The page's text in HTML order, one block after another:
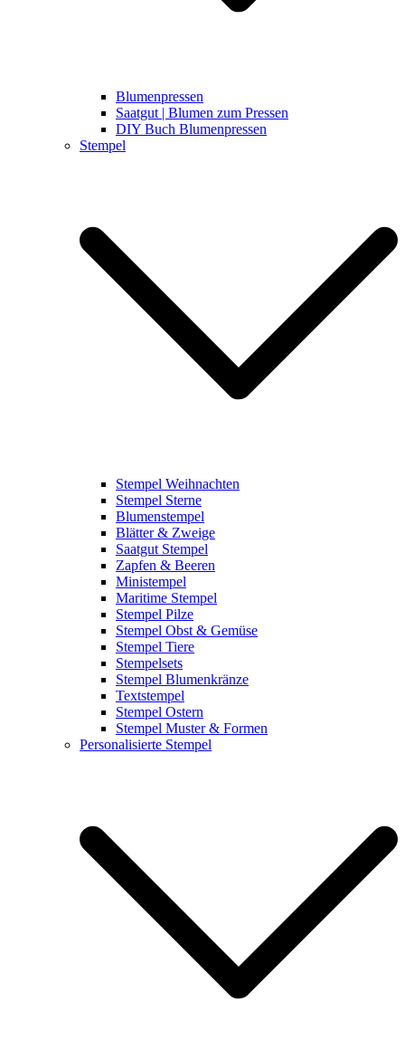
Blumenpressen
Saatgut | Blumen zum Pressen
DIY Buch Blumenpressen
Stempel
Stempel Weihnachten
Stempel Sterne
Blumenstempel
Blätter & Zweige
Saatgut Stempel
Zapfen & Beeren
Ministempel
Maritime Stempel
Stempel Pilze
Stempel Obst & Gemüse
Stempel Tiere
Stempelsets
Stempel Blumenkränze
Textstempel
Stempel Ostern
Stempel Muster & Formen
Personalisierte Stempel